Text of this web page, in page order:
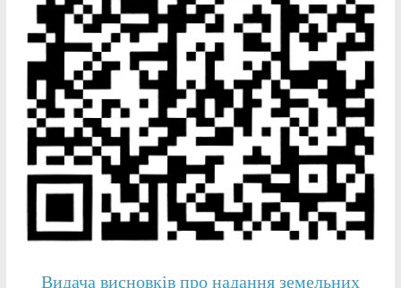
Видача висновків про надання земельних